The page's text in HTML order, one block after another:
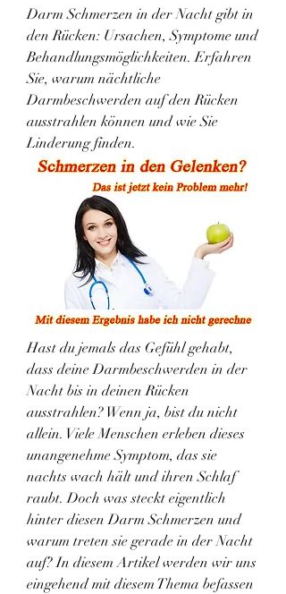
Darm Schmerzen in der Nacht gibt in
den Rücken: Ursachen, Symptome und
Behandlungsmöglichkeiten. Erfahren
Sie, warum nächtliche
Darmbeschwerden auf den Rücken
ausstrahlen können und wie Sie
Linderung finden.
Hast du jemals das Gefühl gehabt,
dass deine Darmbeschwerden in der
Nacht bis in deinen Rücken
ausstrahlen? Wenn ja, bist du nicht
allein. Viele Menschen erleben dieses
unangenehme Symptom, das sie
nachts wach hält und ihren Schlaf
raubt. Doch was steckt eigentlich
hinter diesen Darm Schmerzen und
warum treten sie gerade in der Nacht
auf? In diesem Artikel werden wir uns
eingehend mit diesem Thema befassen